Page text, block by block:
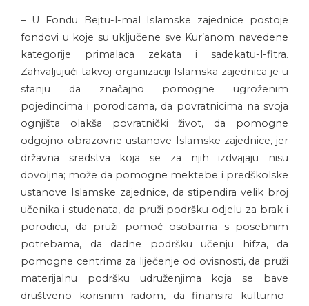
– U Fondu Bejtu-l-mal Islamske zajednice postoje
fondovi u koje su uključene sve Kur’anom navedene
kategorije primalaca zekata i sadekatu-l-fitra.
Zahvaljujući takvoj organizaciji Islamska zajednica je u
stanju da značajno pomogne ugroženim
pojedincima i porodicama, da povratnicima na svoja
ognjišta olakša povratnički život, da pomogne
odgojno-obrazovne ustanove Islamske zajednice, jer
državna sredstva koja se za njih izdvajaju nisu
dovoljna; može da pomogne mektebe i predškolske
ustanove Islamske zajednice, da stipendira velik broj
učenika i studenata, da pruži podršku odjelu za brak i
porodicu, da pruži pomoć osobama s posebnim
potrebama, da dadne podršku učenju hifza, da
pomogne centrima za liječenje od ovisnosti, da pruži
materijalnu podršku udruženjima koja se bave
društveno korisnim radom, da finansira kulturno-